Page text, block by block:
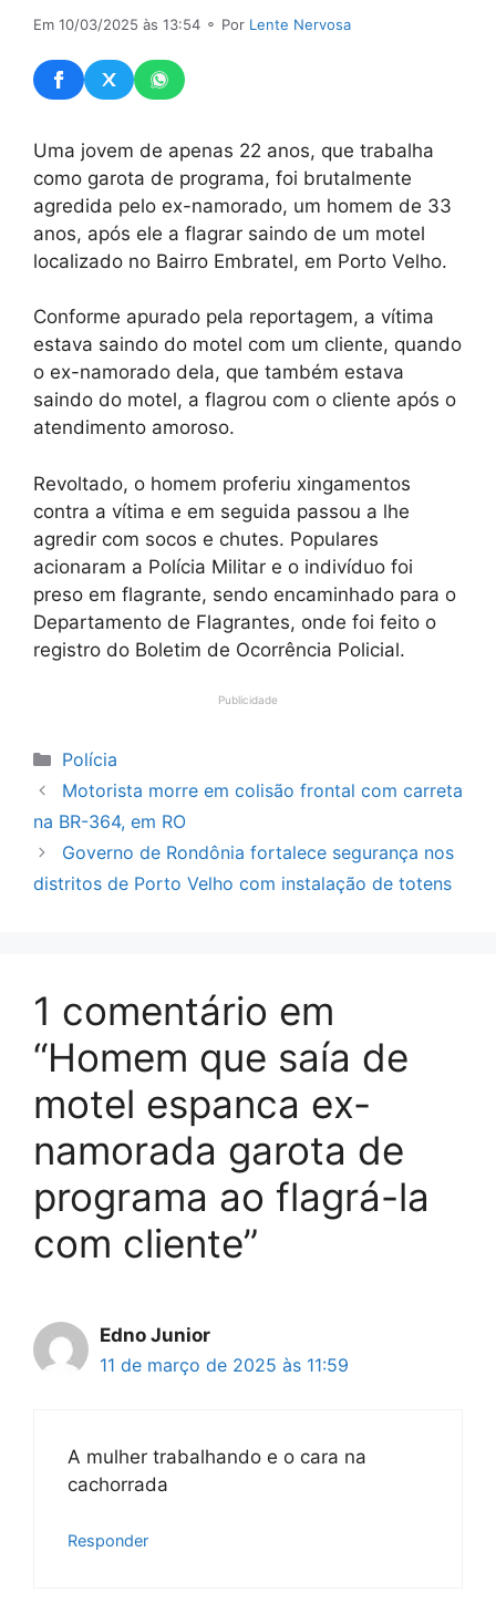
Em 10/03/2025 às 13:54 ⚬ Por Lente Nervosa
Uma jovem de apenas 22 anos, que trabalha
como garota de programa, foi brutalmente
agredida pelo ex-namorado, um homem de 33
anos, após ele a flagrar saindo de um motel
localizado no Bairro Embratel, em Porto Velho.
Conforme apurado pela reportagem, a vítima
estava saindo do motel com um cliente, quando
o ex-namorado dela, que também estava
saindo do motel, a flagrou com o cliente após o
atendimento amoroso.
Revoltado, o homem proferiu xingamentos
contra a vítima e em seguida passou a lhe
agredir com socos e chutes. Populares
acionaram a Polícia Militar e o indivíduo foi
preso em flagrante, sendo encaminhado para o
Departamento de Flagrantes, onde foi feito o
registro do Boletim de Ocorrência Policial.
Publicidade
Categorias
Polícia
Motorista morre em colisão frontal com carreta
na BR-364, em RO
Governo de Rondônia fortalece segurança nos
distritos de Porto Velho com instalação de totens
1 comentário em
“Homem que saía de
motel espanca ex-
namorada garota de
programa ao flagrá-la
com cliente”
Edno Junior
11 de março de 2025 às 11:59
A mulher trabalhando e o cara na
cachorrada
Responder